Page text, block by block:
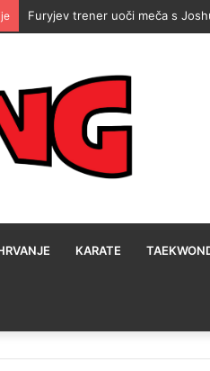
Furyjev trener uoči meča s
KARATE